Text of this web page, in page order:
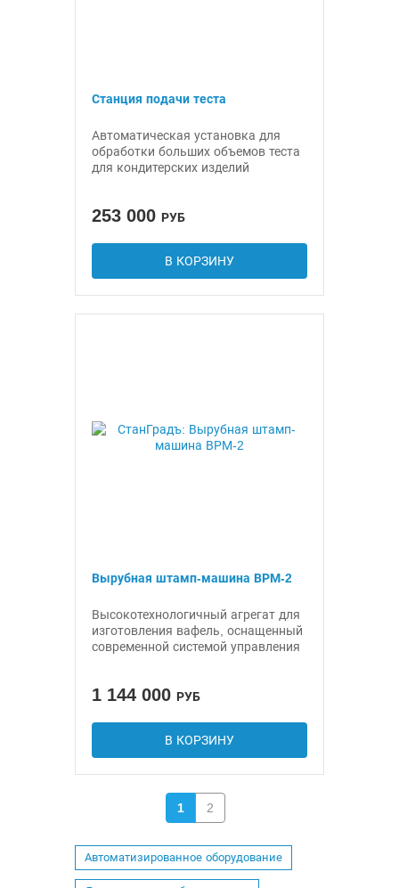
Станция подачи теста
Автоматическая установка для
обработки больших объемов теста
для кондитерских изделий
253 000 РУБ
В КОРЗИНУ
Вырубная штамп-машина ВРМ-2
Высокотехнологичный агрегат для
изготовления вафель, оснащенный
современной системой управления
1 144 000 РУБ
В КОРЗИНУ
1 2
Автоматизированное оборудование